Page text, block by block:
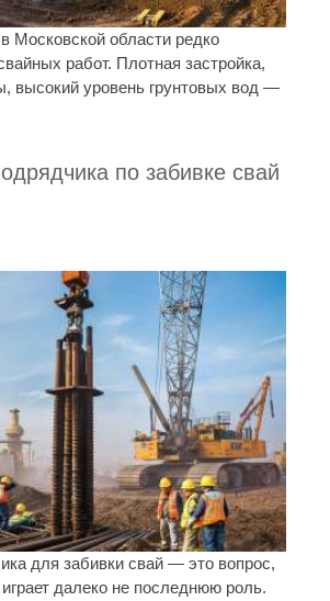
Московской области редко
работ. Плотная застройка,
высокий уровень грунтовых вод —
по забивке свай
для забивки свай — это вопрос,
далеко не последнюю роль.